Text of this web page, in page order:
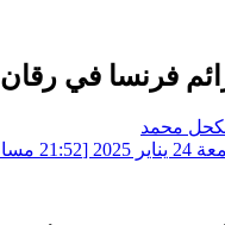
فرنسا في رقان
محمد
مساءً] بتوقيت الجزائر